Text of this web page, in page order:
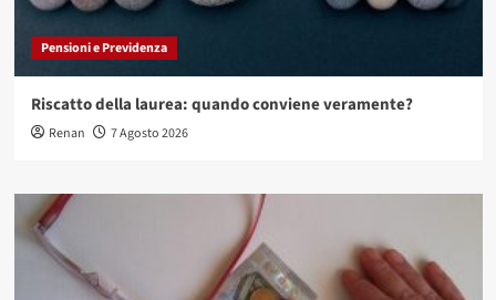
Pensioni e Previdenza
Riscatto della laurea: quando conviene veramente?
Renan 7 Agosto 2026